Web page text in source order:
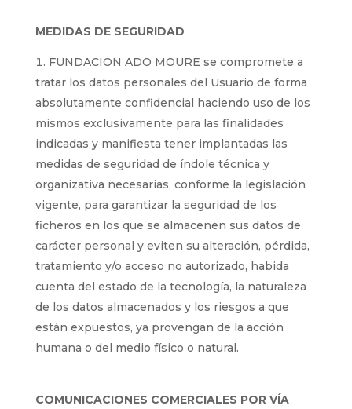
MEDIDAS DE SEGURIDAD
FUNDACION ADO MOURE se compromete a
tratar los datos personales del Usuario de forma
absolutamente confidencial haciendo uso de los
mismos exclusivamente para las finalidades
indicadas y manifiesta tener implantadas las
medidas de seguridad de índole técnica y
organizativa necesarias, conforme la legislación
vigente, para garantizar la seguridad de los
ficheros en los que se almacenen sus datos de
carácter personal y eviten su alteración, pérdida,
tratamiento y/o acceso no autorizado, habida
cuenta del estado de la tecnología, la naturaleza
de los datos almacenados y los riesgos a que
están expuestos, ya provengan de la acción
humana o del medio físico o natural.
COMUNICACIONES COMERCIALES POR VÍA